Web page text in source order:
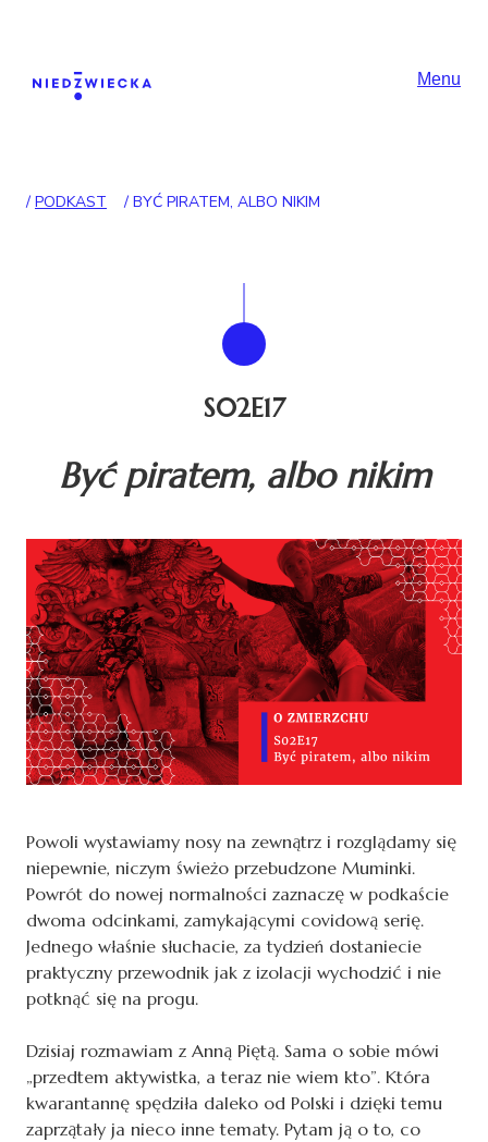
Główna Menu
/ PODKAST / BYĆ PIRATEM, ALBO NIKIM
Być piratem, albo nikim
S02E17
Powoli wystawiamy nosy na zewnątrz i rozglądamy się
niepewnie, niczym świeżo przebudzone Muminki.
Powrót do nowej normalności zaznaczę w podkaście
dwoma odcinkami, zamykającymi covidową serię.
Jednego właśnie słuchacie, za tydzień dostaniecie
praktyczny przewodnik jak z izolacji wychodzić i nie
potknąć się na progu.
Dzisiaj rozmawiam z Anną Piętą. Sama o sobie mówi
„przedtem aktywistka, a teraz nie wiem kto”. Która
kwarantannę spędziła daleko od Polski i dzięki temu
zaprzątały ja nieco inne tematy. Pytam ją o to, co